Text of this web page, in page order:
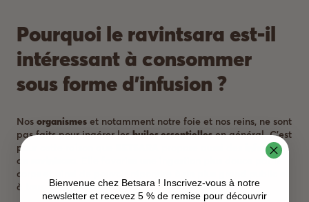
Pourquoi le ravintsara est-il
intéressant à consommer
sous forme d’infusion ?
Nos organismes et notamment notre foie et nos reins, ne sont
pas faits pour ingérer leshuiles essentiellesen général. C’est
pour cette raison que
infusions
de
. Elle favorise une ingestion plus douce par le
corps et ainsi de pouvoir répondre à un plus grand public et
à tous les besoins.
Bienvenue chez Betsara ! Inscrivez-vous à notre
newsletter et recevez 5 % de remise pour découvrir